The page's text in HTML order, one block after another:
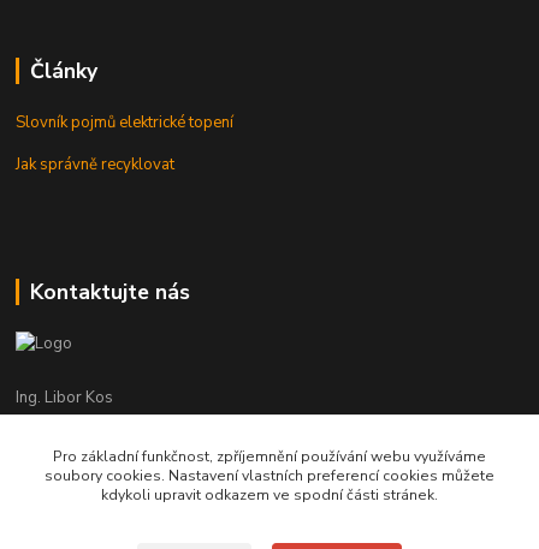
Články
Slovník pojmů elektrické topení
Jak správně recyklovat
Kontaktujte nás
Ing. Libor Kos
+420 601 555 225
(Po-Pá: 8-17:00 hod.)
info@infrasystemy.cz
Pro základní funkčnost, zpříjemnění používání webu využíváme
soubory cookies. Nastavení vlastních preferencí cookies můžete
kdykoli upravit odkazem ve spodní části stránek.